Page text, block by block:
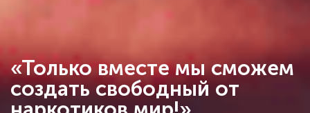
«Только вместе мы сможем
создать свободный от